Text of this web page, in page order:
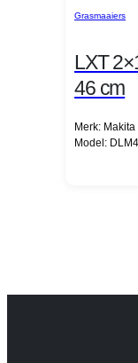
Grasmaaiers
LXT
46 cm
Merk: Makita
Model: